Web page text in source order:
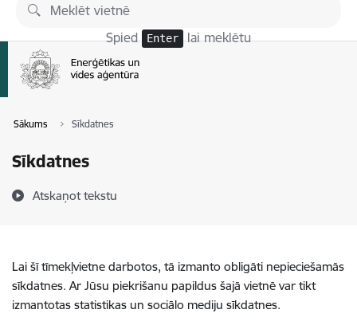
Pāriet uz lapas saturu
Spied Enter lai meklētu
Sākums Sīkdatnes
Sīkdatnes
Atskaņot tekstu
Lai šī tīmekļvietne darbotos, tā izmanto obligāti nepieciešamās
sīkdatnes. Ar Jūsu piekrišanu papildus šajā vietnē var tikt
izmantotas statistikas un sociālo mediju sīkdatnes.